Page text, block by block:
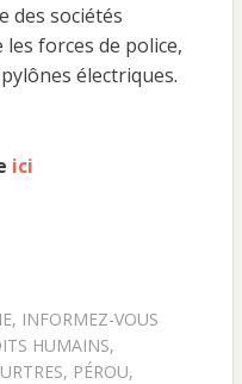
des sociétés
forces de police,
électriques.
ici
, INFORMEZ-VOUS
HUMAINS,
, PÉROU,